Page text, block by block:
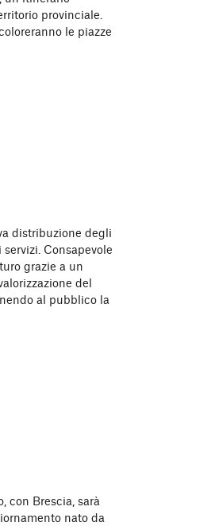
provinciale.
le piazze
distribuzione degli
Consapevole
grazie a un
del
al pubblico la
con Brescia, sarà
nato da